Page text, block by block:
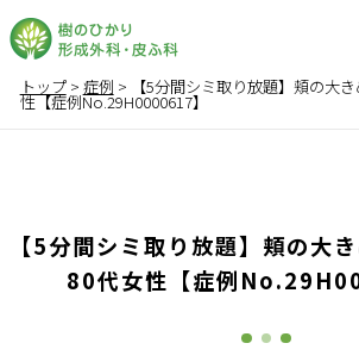
トップ> 症例 > 【5分間シミ取り放題】頬の大
性【症例No.29H0000617】
【5分間シミ取り放題】頬の大
80代女性【症例